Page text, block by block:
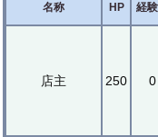
名称 HP 経
店主 250 0